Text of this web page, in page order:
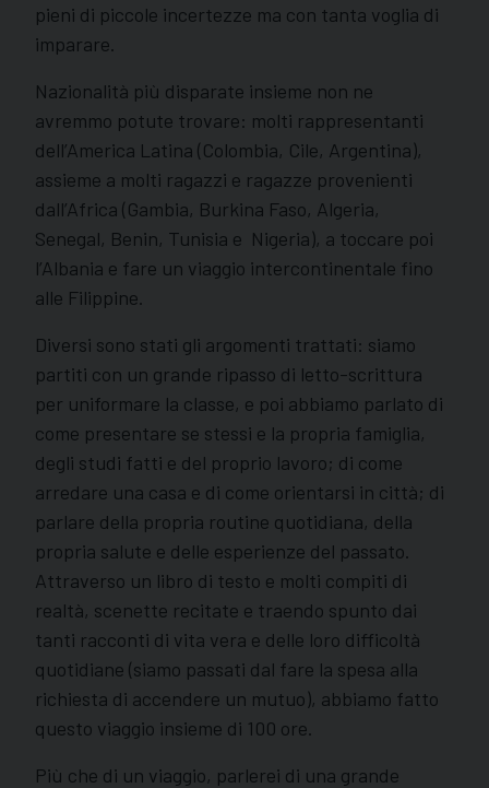
pieni di piccole incertezze ma con tanta voglia di
imparare.
Nazionalità più disparate insieme non ne
avremmo potute trovare: molti rappresentanti
dell’America Latina (Colombia, Cile, Argentina),
assieme a molti ragazzi e ragazze provenienti
dall’Africa (Gambia, Burkina Faso, Algeria,
Senegal, Benin, Tunisia e Nigeria), a toccare poi
l’Albania e fare un viaggio intercontinentale fino
alle Filippine.
Diversi sono stati gli argomenti trattati: siamo
partiti con un grande ripasso di letto-scrittura
per uniformare la classe, e poi abbiamo parlato di
come presentare se stessi e la propria famiglia,
degli studi fatti e del proprio lavoro; di come
arredare una casa e di come orientarsi in città; di
parlare della propria routine quotidiana, della
propria salute e delle esperienze del passato.
Attraverso un libro di testo e molti compiti di
realtà, scenette recitate e traendo spunto dai
tanti racconti di vita vera e delle loro difficoltà
quotidiane (siamo passati dal fare la spesa alla
richiesta di accendere un mutuo), abbiamo fatto
questo viaggio insieme di 100 ore.
Più che di un viaggio, parlerei di una grande